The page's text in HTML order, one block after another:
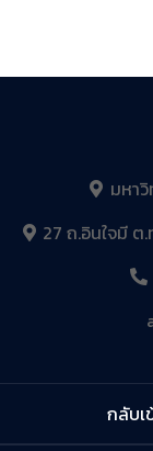
มหา
27 ถ.อินใจมี
กลับเ